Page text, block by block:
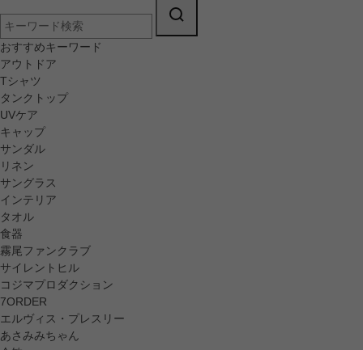
おすすめキーワード
アウトドア
Tシャツ
タンクトップ
UVケア
キャップ
サンダル
リネン
サングラス
インテリア
タオル
食器
霧尾ファンクラブ
サイレントヒル
コジマプロダクション
7ORDER
エルヴィス・プレスリー
あさみみちゃん